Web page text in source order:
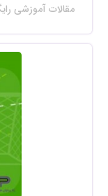
مقالات آموزشی